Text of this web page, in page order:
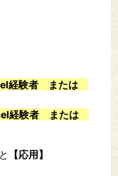
経験者 または
経験者 または
と
【応用】